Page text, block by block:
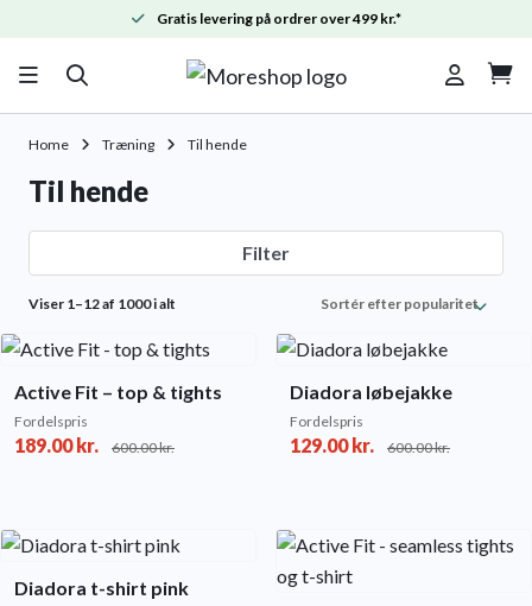
Gratis levering på ordrer over 499 kr.*

Home Træning Til hende
Til hende
Filter
Viser 1–12 af 1000 i alt
popularity
Active Fit – top & tights
Fordelspris
189.00kr. 600.00kr.
Diadora løbejakke
Fordelspris
129.00kr. 600.00kr.
Diadora t-shirt pink